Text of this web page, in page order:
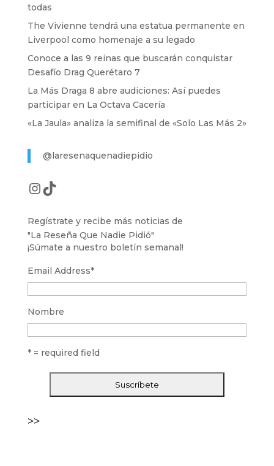
todas
The Vivienne tendrá una estatua permanente en
Liverpool como homenaje a su legado
Conoce a las 9 reinas que buscarán conquistar
Desafío Drag Querétaro 7
La Más Draga 8 abre audiciones: Así puedes
participar en La Octava Cacería
«La Jaula» analiza la semifinal de «Solo Las Más 2»
@laresenaquenadiepidio
Instagram
TikTok
Regístrate y recibe más noticias de
"La Reseña Que Nadie Pidió"
¡Súmate a nuestro boletín semanal!
Email Address*
Nombre
* = required field
>>